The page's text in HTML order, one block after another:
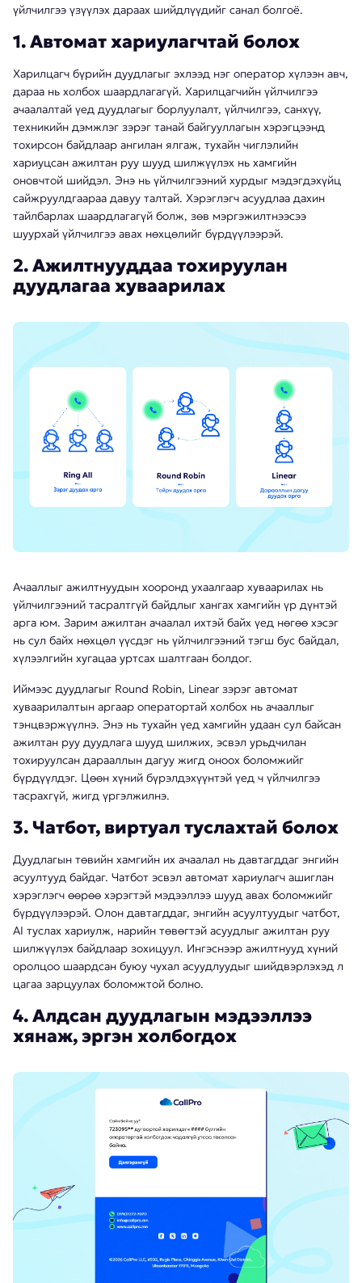
үйлчилгээ үзүүлэх дараах шийдлүүдийг санал болгоё.
1. Автомат хариулагчтай болох
Харилцагч бүрийн дуудлагыг эхлээд нэг оператор хүлээн авч,
дараа нь холбох шаардлагагүй. Харилцагчийн үйлчилгээ
ачаалалтай үед дуудлагыг борлуулалт, үйлчилгээ, санхүү,
техникийн дэмжлэг зэрэг танай байгууллагын хэрэгцээнд
тохирсон байдлаар ангилан ялгаж, тухайн чиглэлийн
хариуцсан ажилтан руу шууд шилжүүлэх нь хамгийн
оновчтой шийдэл. Энэ нь үйлчилгээний хурдыг мэдэгдэхүйц
сайжруулдгаараа давуу талтай. Хэрэглэгч асуудлаа дахин
тайлбарлах шаардлагагүй болж, зөв мэргэжилтнээсээ
шуурхай үйлчилгээ авах нөхцөлийг бүрдүүлээрэй.
2. Ажилтнууддаа тохируулан
дуудлагаа хуваарилах
Ачааллыг ажилтнуудын хооронд ухаалгаар хуваарилах нь
үйлчилгээний тасралтгүй байдлыг хангах хамгийн үр дүнтэй
арга юм. Зарим ажилтан ачаалал ихтэй байх үед нөгөө хэсэг
нь сул байх нөхцөл үүсдэг нь үйлчилгээний тэгш бус байдал,
хүлээлгийн хугацаа уртсах шалтгаан болдог.
Иймээс дуудлагыг Round Robin, Linear зэрэг автомат
хуваарилалтын аргаар оператортай холбох нь ачааллыг
тэнцвэржүүлнэ. Энэ нь тухайн үед хамгийн удаан сул байсан
ажилтан руу дуудлага шууд шилжих, эсвэл урьдчилан
тохируулсан дарааллын дагуу жигд оноох боломжийг
бүрдүүлдэг. Цөөн хүний бүрэлдэхүүнтэй үед ч үйлчилгээ
тасрахгүй, жигд үргэлжилнэ.
3. Чатбот, виртуал туслахтай болох
Дуудлагын төвийн хамгийн их ачаалал нь давтагддаг энгийн
асуултууд байдаг. Чатбот эсвэл автомат хариулагч ашиглан
хэрэглэгч өөрөө хэрэгтэй мэдээллээ шууд авах боломжийг
бүрдүүлээрэй. Олон давтагддаг, энгийн асуултуудыг чатбот,
AI туслах хариулж, нарийн төвөгтэй асуудлыг ажилтан руу
шилжүүлэх байдлаар зохицуул. Ингэснээр ажилтнууд хүний
оролцоо шаардсан буюу чухал асуудлуудыг шийдвэрлэхэд л
цагаа зарцуулах боломжтой болно.
4. Алдсан дуудлагын мэдээллээ
хянаж, эргэн холбогдох